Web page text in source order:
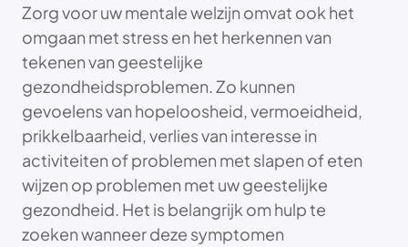
Zorg voor uw mentale welzijn omvat ook het
omgaan met stress en het herkennen van
tekenen van geestelijke
gezondheidsproblemen. Zo kunnen
gevoelens van hopeloosheid, vermoeidheid,
prikkelbaarheid, verlies van interesse in
activiteiten of problemen met slapen of eten
wijzen op problemen met uw geestelijke
gezondheid. Het is belangrijk om hulp te
zoeken wanneer deze symptomen